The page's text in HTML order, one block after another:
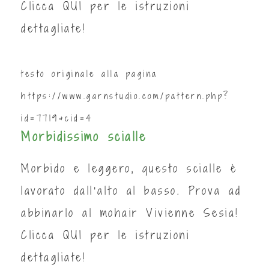
Clicca QUI
per le istruzioni
dettagliate!
testo originale alla pagina
https://www.garnstudio.com/pattern.php?
id=7719&cid=4
Morbidissimo scialle
Morbido e leggero, questo scialle è
lavorato dall'alto al basso. Prova ad
abbinarlo al mohair Vivienne Sesia!
Clicca QUI
per le istruzioni
dettagliate!